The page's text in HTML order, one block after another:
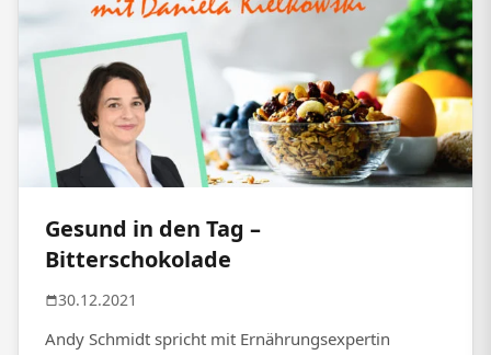
Gesund in den Tag –
Bitterschokolade
30.12.2021
Andy Schmidt spricht mit Ernährungsexpertin